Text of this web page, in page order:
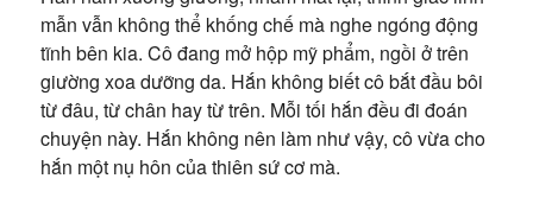
mẫn vẫn không thể khống chế mà nghe ngóng động
tĩnh bên kia. Cô đang mở hộp mỹ phẩm, ngồi ở trên
giường xoa dưỡng da. Hắn không biết cô bắt đầu bôi
từ đâu, từ chân hay từ trên. Mỗi tối hắn đều đi đoán
chuyện này. Hắn không nên làm như vậy, cô vừa cho
hắn một nụ hôn của thiên sứ cơ mà.